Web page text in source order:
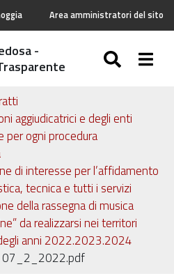
Area amministratori del sito
-
aggiudicatrici e degli enti
per ogni procedura
di interesse per l’affidamento
tecnica e tutti i servizi
della rassegna di musica
da realizzarsi nei territori
anni 2022.2023.2024
07_2_2022.pdf